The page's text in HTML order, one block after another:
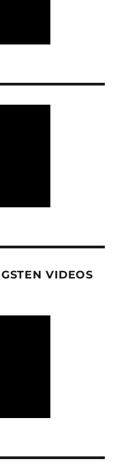
VIDEOS